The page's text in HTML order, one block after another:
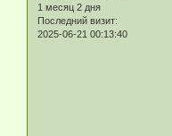
1 месяц 2 дня
Последний визит:
2025-06-21 00:13:40